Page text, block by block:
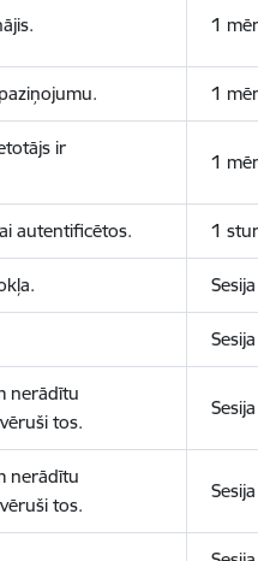
1
1
ir
1
autentificētos. 1
Sesija
Sesija
nerādītu
tos.
Sesija
nerādītu
tos.
Sesija